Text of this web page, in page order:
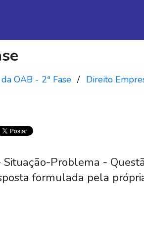
OAB - 2ª Fase Direito
Problema -
formulada pela